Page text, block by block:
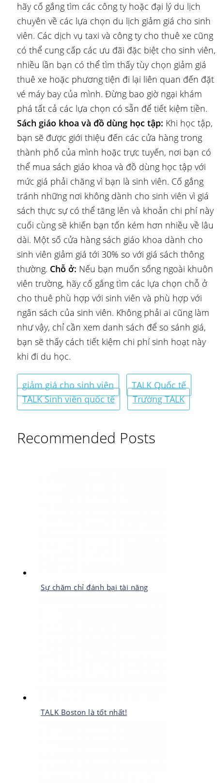
hãy cố gắng tìm các công ty hoặc đại lý du lịch
chuyên về các lựa chọn du lịch giảm giá cho sinh
viên. Các dịch vụ taxi và công ty cho thuê xe cũng
có thể cung cấp các ưu đãi đặc biệt cho sinh viên,
nhiều lần bạn có thể tìm thấy tùy chọn giảm giá
thuê xe hoặc phương tiện đi lại liên quan đến đặt
vé máy bay của mình. Đừng bao giờ ngại khám
phá tất cả các lựa chọn có sẵn để tiết kiệm tiền.
Sách giáo khoa và đồ dùng học tập: Khi học tập,
bạn sẽ được giới thiệu đến các cửa hàng trong
thành phố của mình hoặc trực tuyến, nơi bạn có
thể mua sách giáo khoa và đồ dùng học tập với
mức giá phải chăng vì bạn là sinh viên. Cố gắng
tránh những nơi không dành cho sinh viên vì giá
sách thực sự có thể tăng lên và khoản chi phí này
cuối cùng sẽ khiến bạn tốn kém hơn nhiều về lâu
dài. Một số cửa hàng sách giáo khoa dành cho
sinh viên giảm giá tới 30% so với giá sách thông
thường. Chỗ ở: Nếu bạn muốn sống ngoài khuôn
viên trường, hãy cố gắng tìm các lựa chọn chỗ ở
cho thuê phù hợp với sinh viên và phù hợp với
ngân sách của sinh viên. Không phải ai cũng làm
như vậy, chỉ cần xem danh sách để so sánh giá,
bạn sẽ thấy cách tiết kiệm chi phí sinh hoạt này
khi đi du học.
giảm giá cho sinh viên
TALK Quốc tế
TALK Sinh viên quốc tế
Trường TALK
Recommended Posts
Sự chăm chỉ đánh bại tài năng
TALK Boston là tốt nhất!